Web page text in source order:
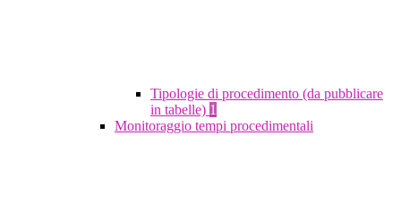
Tipologie di procedimento (da pubblicare
in tabelle) 1
Monitoraggio tempi procedimentali